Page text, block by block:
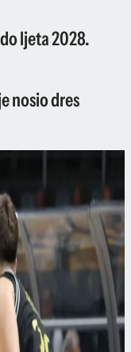
ljeta 2028.
nosio dres